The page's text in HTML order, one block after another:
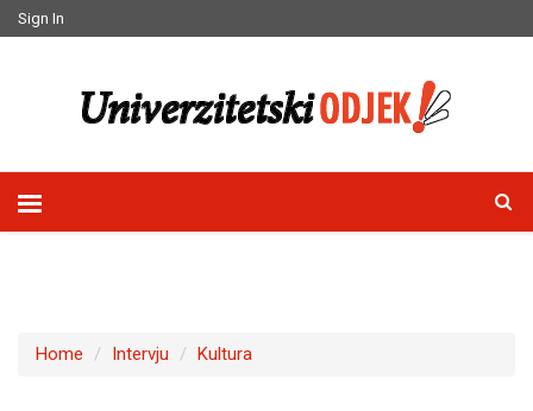
Sign In
Home Intervju Kultura